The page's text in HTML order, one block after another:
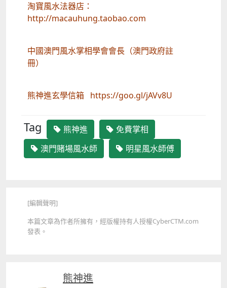
淘寶風水法器店：
http://macauhung.taobao.com
中國澳門風水掌相學會會長（澳門政府註
冊）
熊神進玄學信箱 https://goo.gl/jAVv8U
Tag 熊神進
免費掌相
澳門賭場風水師
明星風水師傅
[編輯聲明]
本篇文章為作者所擁有，經版權持有人授權CyberCTM.com
發表。
熊神進